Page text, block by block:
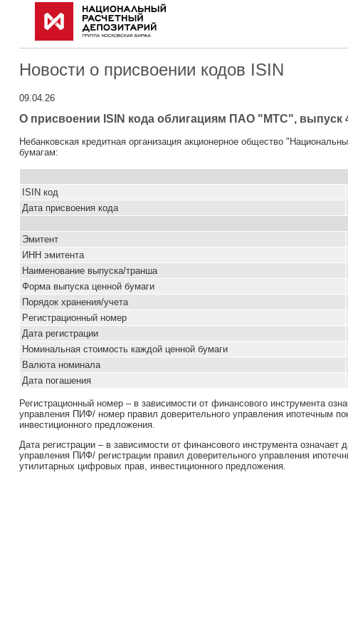
Новости о присвоении кодов ISIN
09.04.26
О присвоении ISIN кода облигациям ПАО "МТС", выпуск
Небанковская кредитная организация акционерное общество
бумагам:
ISIN код
Дата присвоения кода
Эмитент
ИНН эмитента
Наименование выпуска/транша
Форма выпуска ценной бумаги
Порядок хранения/учета
Pегистрационный номер
Дата регистрации
Номинальная стоимость каждой ценной бумаги
Валюта номинала
Дата погашения
Регистрационный номер – в зависимости от финансового инструмента
управления ПИФ/ номер правил доверительного управления ипотечным
инвестиционного предложения.
Дата регистрации – в зависимости от финансового инструмента означает
управления ПИФ/ регистрации правил доверительного управления
утилитарных цифровых прав, инвестиционного предложения.